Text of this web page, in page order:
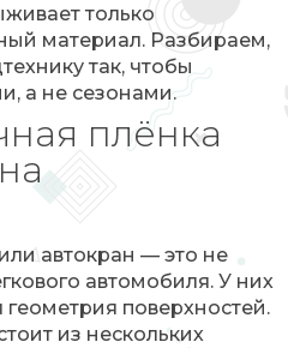
только
материал. Разбираем,
так, чтобы
а не сезонами.
плёнка
автокран — это не
автомобиля. У них
поверхностей.
из нескольких